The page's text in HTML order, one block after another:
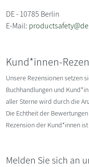
DE - 10785 Berlin
E-Mail:
Kund*innen-
Unsere Rezensionen setzen
Buchhandlungen und
aller Sterne wird durch die
Die Echtheit der
Rezension der Kund*innen
Melden Sie sich an